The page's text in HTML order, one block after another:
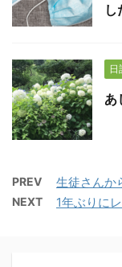
し
日
あ
PREV 生徒さんか
NEXT 1年ぶりに